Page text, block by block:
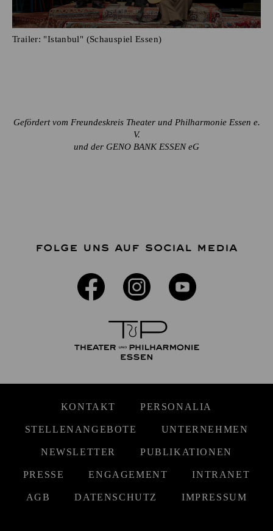
Trailer: "Istanbul" (Schauspiel Essen)
Gefördert vom Freundeskreis Theater und Philharmonie Essen e.
V.
und der GENO BANK ESSEN eG
FOLGE UNS AUF SOCIAL MEDIA
KONTAKT PERSONALIA
STELLENANGEBOTE UNTERNEHMEN
NEWSLETTER PUBLIKATIONEN
PRESSE ENGAGEMENT INTRANET
AGB DATENSCHUTZ IMPRESSUM